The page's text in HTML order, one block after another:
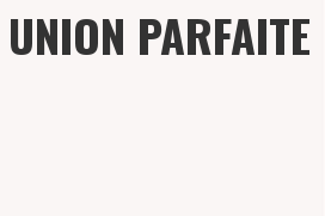
PARFAITE